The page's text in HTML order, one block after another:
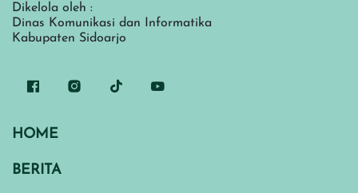
Dikelola oleh :
Dinas Komunikasi dan Informatika
Kabupaten Sidoarjo
HOME
BERITA